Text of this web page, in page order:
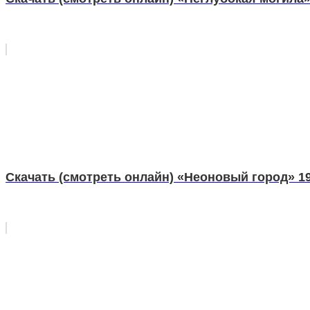
Скачать (смотреть онлайн) «Неоновый город»